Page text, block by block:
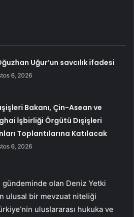
Uğur’un savcılık ifadesi
6, 2026
Bakanı, Çin-Asean ve
İşbirliği Örgütü Dışişleri
Toplantılarına Katılacak
6, 2026
gündeminde olan Deniz Yetki
ulusal bir mevzuat niteliği
uluslararası hukuka ve